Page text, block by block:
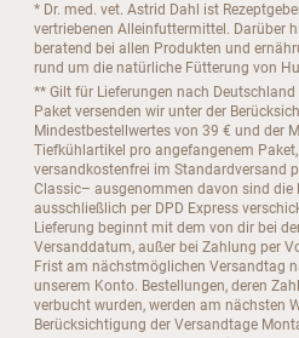
* Dr. med. vet. Astrid Dahl ist
vertriebenen Alleinfuttermittel. Darüber
beratend bei allen Produkten und
rund um die natürliche Fütterung von
** Gilt für Lieferungen nach
Paket versenden wir unter der
Mindestbestellwertes von 39 € und der
Tiefkühlartikel pro angefangenem
versandkostenfrei im Standardversand
Classic– ausgenommen davon sind die
ausschließlich per DPD Express
Lieferung beginnt mit dem von dir bei
Versanddatum, außer bei Zahlung per
Frist am nächstmöglichen Versandtag
unserem Konto. Bestellungen, deren
verbucht wurden, werden am nächsten
Berücksichtigung der Versandtage